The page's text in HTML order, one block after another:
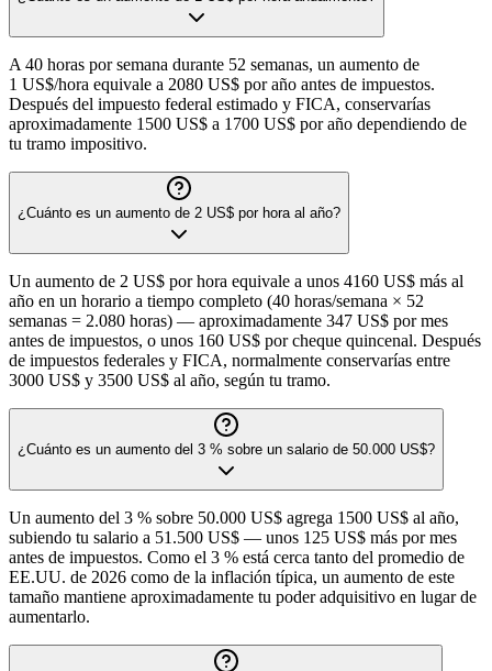
A 40 horas por semana durante 52 semanas, un aumento de
1 US$/hora equivale a 2080 US$ por año antes de impuestos.
Después del impuesto federal estimado y FICA, conservarías
aproximadamente 1500 US$ a 1700 US$ por año dependiendo de
tu tramo impositivo.
¿Cuánto es un aumento de 2 US$ por hora al año?
Un aumento de 2 US$ por hora equivale a unos 4160 US$ más al
año en un horario a tiempo completo (40 horas/semana × 52
semanas = 2.080 horas) — aproximadamente 347 US$ por mes
antes de impuestos, o unos 160 US$ por cheque quincenal. Después
de impuestos federales y FICA, normalmente conservarías entre
3000 US$ y 3500 US$ al año, según tu tramo.
¿Cuánto es un aumento del 3 % sobre un salario de 50.000 US$?
Un aumento del 3 % sobre 50.000 US$ agrega 1500 US$ al año,
subiendo tu salario a 51.500 US$ — unos 125 US$ más por mes
antes de impuestos. Como el 3 % está cerca tanto del promedio de
EE.UU. de 2026 como de la inflación típica, un aumento de este
tamaño mantiene aproximadamente tu poder adquisitivo en lugar de
aumentarlo.